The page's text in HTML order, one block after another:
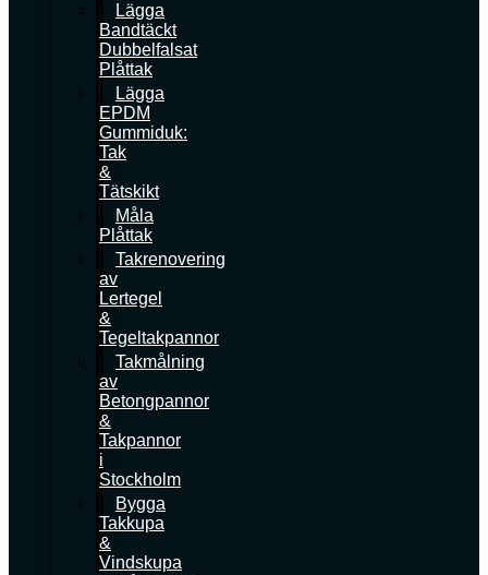
Lägga
Bandtäckt
Dubbelfalsat
Plåttak
Lägga
EPDM
Gummiduk:
Tak
&
Tätskikt
Måla
Plåttak
Takrenovering
av
Lertegel
&
Tegeltakpannor
Takmålning
av
Betongpannor
&
Takpannor
i
Stockholm
Bygga
Takkupa
&
Vindskupa